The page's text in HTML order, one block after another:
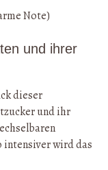
Note)
und ihrer
dieser
und ihr
intensiver wird das